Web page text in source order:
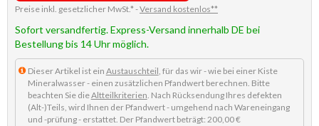
Preise inkl. gesetzlicher MwSt.* -Versand kostenlos**
Sofort versandfertig. Express-Versand innerhalb DE bei
Bestellung bis 14 Uhr möglich.
Dieser Artikel ist ein Austauschteil, für das wir - wie bei einer Kiste
Mineralwasser - einen zusätzlichen Pfandwert berechnen. Bitte
beachten Sie dieAltteilkriterien. Nach Rücksendung Ihres defekten
(Alt-)Teils, wird Ihnen der Pfandwert - umgehend nach Wareneingang
und -prüfung - erstattet. Der Pfandwert beträgt: 200,00 €